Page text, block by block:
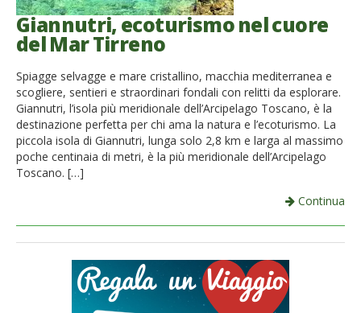
Giannutri, ecoturismo nel cuore
del Mar Tirreno
Spiagge selvagge e mare cristallino, macchia mediterranea e
scogliere, sentieri e straordinari fondali con relitti da esplorare.
Giannutri, l’isola più meridionale dell’Arcipelago Toscano, è la
destinazione perfetta per chi ama la natura e l’ecoturismo. La
piccola isola di Giannutri, lunga solo 2,8 km e larga al massimo
poche centinaia di metri, è la più meridionale dell’Arcipelago
Toscano. […]
Continua